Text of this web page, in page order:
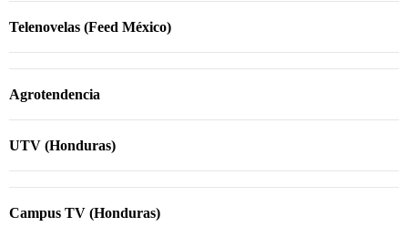
Telenovelas (Feed México)
Agrotendencia
UTV (Honduras)
Campus TV (Honduras)